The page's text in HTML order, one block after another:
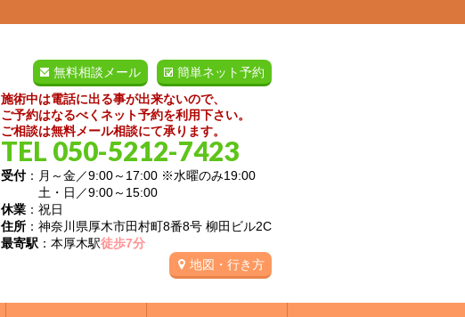
簡単ネット予約
無料相談メール
施術中は電話に出る事が出来ないので、
ご予約はなるべくネット予約を利用下さい。
ご相談は無料メール相談にて承ります。
TEL 050-5212-7423
受付：月～金／9:00～17:00 ※水曜のみ19:00
土・日／9:00～15:00
休業 ：祝日
住所 ：神奈川県厚木市田村町8番8号 柳田ビル2C
最寄駅 ：本厚木駅徒歩7分
地図・行き方